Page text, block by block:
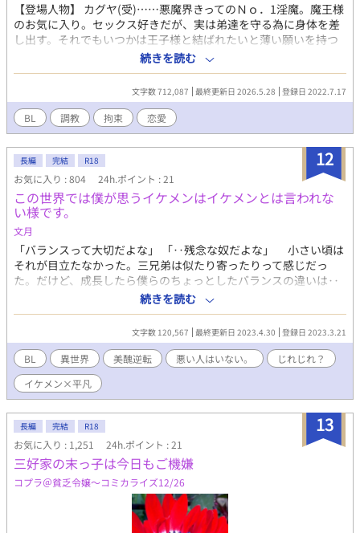
【登場人物】 カグヤ(受)……悪魔界きってのＮｏ．1淫魔。魔王様
のお気に入り。セックス好きだが、実は弟達を守る為に身体を差
し出す。それでもいつかは王子様と結ばれたいと薄い願いを持つ
ドM。 ルシカ(受)……悪魔界きっての美人淫魔。セックスは嫌いだ
が、兄カグヤと弟を守る為に身体を差し出す。お人好しだが一
途。 ヨゾラ(受)……悪魔界きっての期待の新人。だがまだ、童貞
で処女。兄カグヤとルシカにはちゃんと好きな人と結ばれて欲し
いと願う優しい弟。まだ、淫魔としての研修中の為、何事も拳で
解決する。 千皇(攻)……ホストクラブ『G』の若きオーナー。無
表情でかなりのイケメン。女には苦労はしないが、自分から食い
つく事はなく、チヤホヤされるのは嫌い。実はかなりのドS。 楼
依(攻)……親は芸能事務所社長の大学生で、千皇の高校の後輩。
芸能人ではないが、エキストラやスタントでたまにメディアに出
ることもある。 真幸(攻)……関西出身の高校生。訳あって、姉と
二人暮し。お陰でオカン並の生活スキルを持っている。居酒屋で
バイトをしながら、姉を支える心優しき少年。 魔王様(攻)……そ
の名の通り、魔界の王様。カグヤを独り占めしたくて、いろいろ
仕掛ける。 and more？ 【プレイ内容】 ・拘束・媚薬・玩具・ス
ワッピング・フェラ・イラマチオ・複数人・大小スカ・二輪刺・
着衣・結腸攻・中出し・自慰・尿道攻・無理矢理・メスイキ・潮
吹き・兄‪✕‬弟…etc..... ※18禁、カグヤが主に頑張ります。 【内
容】 下級悪魔で淫魔のカグヤ達兄弟は、悪魔をも魅了する美貌を
持っている。 長男カグヤは、セックス自体は嫌いではないし、そ
れが仕事と割り切れているのだが、下界に降りた時に一時千皇に
拾われヒトメボレした。 しかし、誘ってもセックスまでには至ら
なかった。 淫魔が人間一人に肩入れするのを見た魔王様は、弟の
しを乞う為愛人契約をし、弟達二人分の精の提供を約束してしま
った。 罪悪感からルシカも淫魔として目覚め、その下の弟ヨゾラ
はその二人の行動に嫌気と疑問を持つ。 『精が生きる糧なら、一
人に絞ったっていいじゃん』 四苦八苦しながら、何とか下界に降
りた三兄弟は無事王子様を見つける事が出来るのか？ かなりの駄
続きを読む
文字数 712,087 最終更新日 2026.5.28 登録日 2022.7.17
BL 調教 拘束 恋愛
12
長編 完結 R18
お気に入り : 804 24h.ポイント : 21
この世界では僕が思うイケメンはイケメンとは言われな
い様です。
文月
「バランスって大切だよな」 「‥残念な奴だよな」 小さい頃は
それが目立たなかった。三兄弟は似たり寄ったりって感じだっ
た。だけど、成長したら僕らのちょっとしたバランスの違いは‥
美醜を分けるほど大きいものになっていた。 イケメンと言われ
る兄たちと同じパーツを持っている。 だけど、それがバランス
よく配置された兄たちとは違い「どうも不快な気持ちになる」バ
ランスでそれが配置された僕。 そのせいで僕は「三兄弟の残念
な弟」と言われ続けて来た。 僕は兄たちとは違う。 それは僕
だって‥鏡を見る度に自覚している。 三人に分け隔てなく接し
ようとしてくれている母からも、‥だけどふとした折に「それ」
を感じる。そして、優しい母はそれに自己嫌悪感を感じてい
る‥。そのことが僕を更に落ち込ませる。 そんな僕がある日飛
ばされた異世界は‥ どうも、美意識が僕の生きて来た世界と
は違う様で‥？ 自分の趣味全開な、美醜逆転を書いてみたい
なと思い挑戦してみました！ ※ 娼館やら身請けが普通だっ
たり‥とこの異世界の倫理観はちょっと現在社会の公序良俗に反
してる感があるので、苦手な人は読まないことをお勧めしま
す‥。 ※ エロもしくは、微エロ表現のある分には、タイトル
に☆をつけます。ご注意ください。
続きを読む
文字数 120,567 最終更新日 2023.4.30 登録日 2023.3.21
BL 異世界 美醜逆転 悪い人はいない。
じれじれ？
イケメン×平凡
13
長編 完結 R18
お気に入り : 1,251 24h.ポイント : 21
三好家の末っ子は今日もご機嫌
コプラ＠貧乏令嬢〜コミカライズ12/26